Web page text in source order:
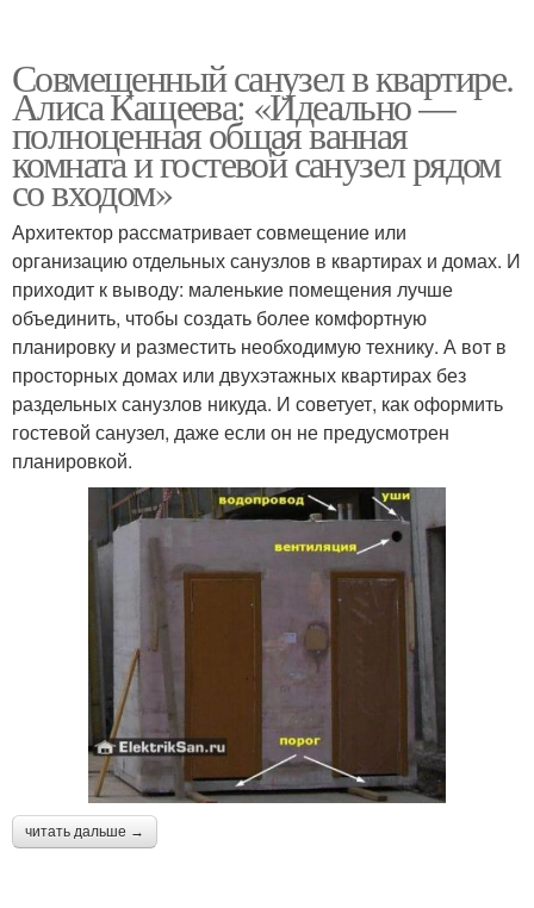
Совмещенный санузел в квартире.
Алиса Кащеева: «Идеально —
полноценная общая ванная
комната и гостевой санузел рядом
со входом»
Архитектор рассматривает совмещение или
организацию отдельных санузлов в квартирах и домах. И
приходит к выводу: маленькие помещения лучше
объединить, чтобы создать более комфортную
планировку и разместить необходимую технику. А вот в
просторных домах или двухэтажных квартирах без
раздельных санузлов никуда. И советует, как оформить
гостевой санузел, даже если он не предусмотрен
планировкой.
читать дальше →